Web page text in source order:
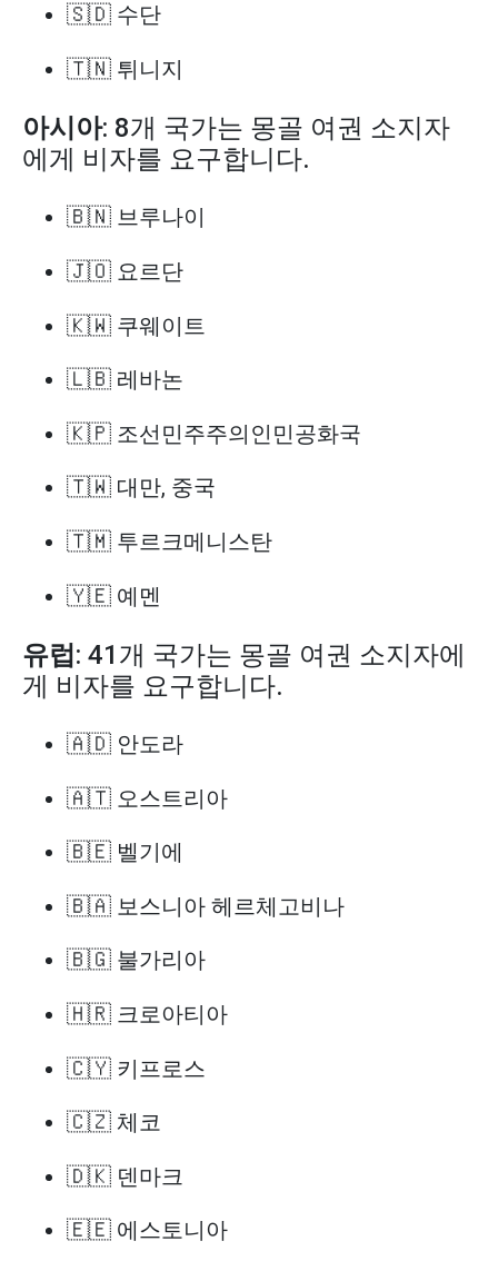
🇸🇩 수단
🇹🇳 튀니지
아시아: 8개 국가는 몽골 여권 소지자
에게 비자를 요구합니다.
🇧🇳 브루나이
🇯🇴 요르단
🇰🇼 쿠웨이트
🇱🇧 레바논
🇰🇵 조선민주주의인민공화국
🇹🇼 대만, 중국
🇹🇲 투르크메니스탄
🇾🇪 예멘
유럽 : 41개 국가는 몽골 여권 소지자에
게 비자를 요구합니다.
🇦🇩 안도라
🇦🇹 오스트리아
🇧🇪 벨기에
🇧🇦 보스니아 헤르체고비나
🇧🇬 불가리아
🇭🇷 크로아티아
🇨🇾 키프로스
🇨🇿 체코
🇩🇰 덴마크
🇪🇪 에스토니아